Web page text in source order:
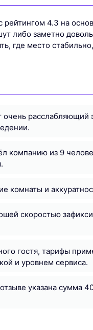
4.3 на
либо заметно
где место
расслабляющий
компанию из 9
и
скоростью
гостя, тарифы
и уровнем сервиса.
указана сумма